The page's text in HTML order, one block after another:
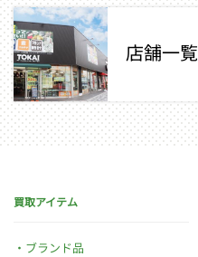
店舗一覧
買取アイテム
ブランド品